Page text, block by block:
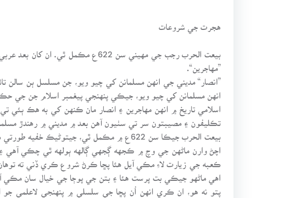
هجرت جي شروعات
بيعت الحرب رجب جي مهيني سن 622ع
”مهاجرين“.
انهن مسلمانن کي چيو ويو، جيڪي پنهنجي پيغمبر اسلام جن جي
اسلامي تاريخ ۾ انهن مهاجرين ۽ انصار مان ڪنهن کي به هڪ ٻئي
تڪليفون ۽ مصيبتون سر تي سٺيون آهن بعد ۾ مديني ۾ رهندڙ
بيعت الحرب جيڪا سن 622ع ۾ مڪمل ٿي،
اچڻ وارن ماڻهن جي وچ ۾ ڪجهه ڳجهي ڳالهه ٻولهه ٿي چڪي آهي
ڪعبه جي زيارت لاءِ مڪي آيل هئا پڇا ڪرڻ شروع ڪري ڏني ته
اهي ماڻهو جيڪي بت پرست هئا ۽ بتن جي پوڄا جي خيال سان
پتو نه هو، ان ڪري انهن اُن پڇا جي سلسلي ۾ پنهنجي لاعلمي